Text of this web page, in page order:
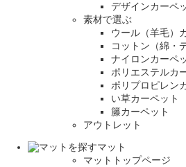
デザインカーペ
素材で選ぶ
ウール（羊毛）
コットン（綿・
ナイロンカーペ
ポリエステルカ
ポリプロピレン
い草カーペット
籐カーペット
アウトレット
マット
マットトップページ